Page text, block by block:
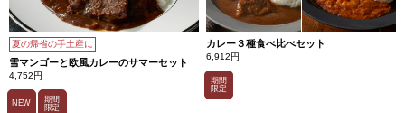
夏の帰省の手土産に
雪マンゴーと欧風カレーのサマーセット
4,752円
NEW
期間
限定
カレー３種食べ比べセット
6,912円
期間
限定